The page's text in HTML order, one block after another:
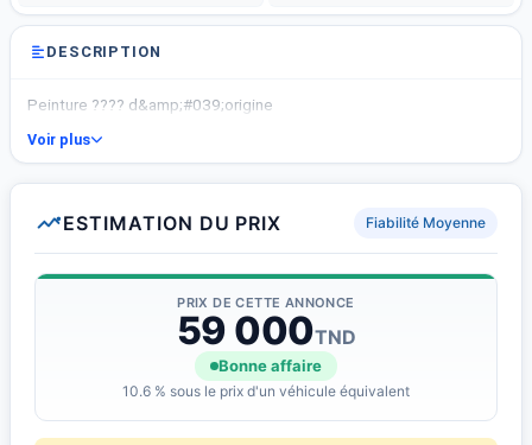
DESCRIPTION
Peinture ???? d&amp;#039;origine
Voir plus
ESTIMATION DU PRIX Fiabilité Moyenne
PRIX DE CETTE ANNONCE
59 000TND
Bonne affaire
10.6 % sous le prix d'un véhicule équivalent